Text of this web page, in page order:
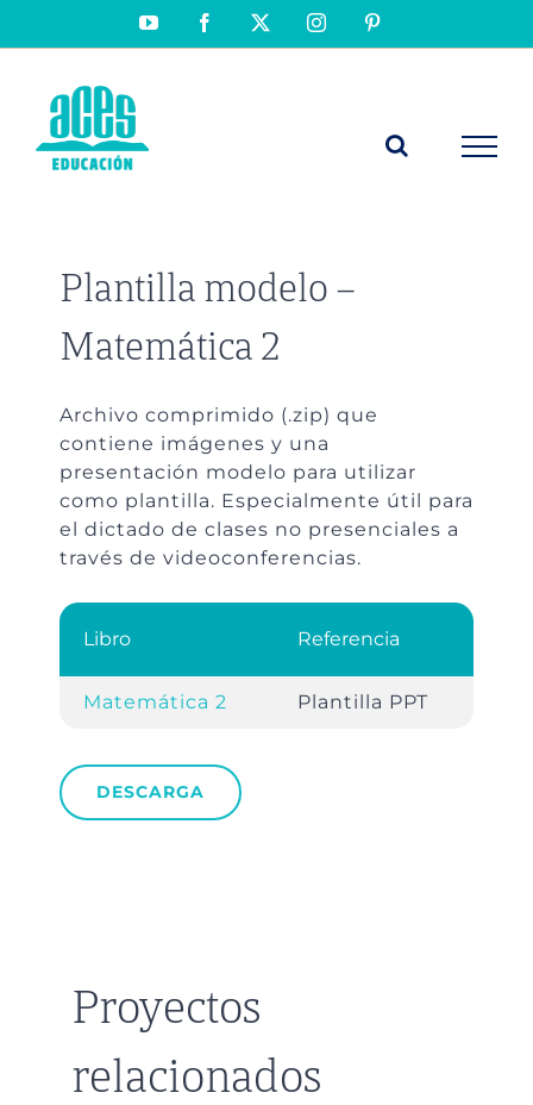
YouTubeFacebook Instagram
Plantilla modelo –
Matemática 2
Archivo comprimido (.zip) que
contiene imágenes y una
presentación modelo para utilizar
como plantilla. Especialmente útil para
el dictado de clases no presenciales a
través de videoconferencias.
Libro Referencia
Matemática 2 Plantilla PPT
DESCARGA
Proyectos
relacionados